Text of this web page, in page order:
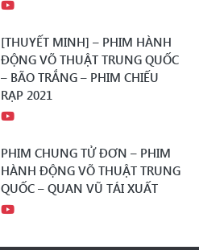
[THUYẾT MINH] – PHIM HÀNH
ĐỘNG VÕ THUẬT TRUNG QUỐC
– BÃO TRẮNG – PHIM CHIẾU
RẠP 2021
PHIM CHUNG TỬ ĐƠN – PHIM
HÀNH ĐỘNG VÕ THUẬT TRUNG
QUỐC – QUAN VŨ TÁI XUẤT